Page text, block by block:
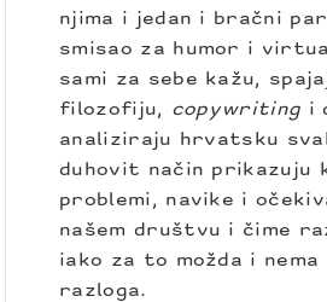
njima i jedan i bračni
smisao za humor i
sami za sebe kažu,
filozofiju, copywriting i
analiziraju hrvatsku
duhovit način prikazuju
problemi, navike i
našem društvu i čime
iako za to možda i
razloga.